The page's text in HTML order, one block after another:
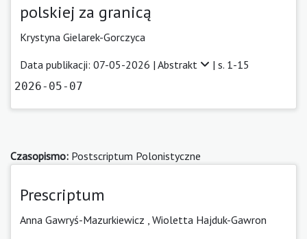
polskiej za granicą
Krystyna Gielarek-Gorczyca
Data publikacji: 07-05-2026 | Abstrakt | s. 1-15
2026-05-07
Czasopismo: Postscriptum Polonistyczne
Prescriptum
Anna Gawryś-Mazurkiewicz Wioletta Hajduk-Gawron